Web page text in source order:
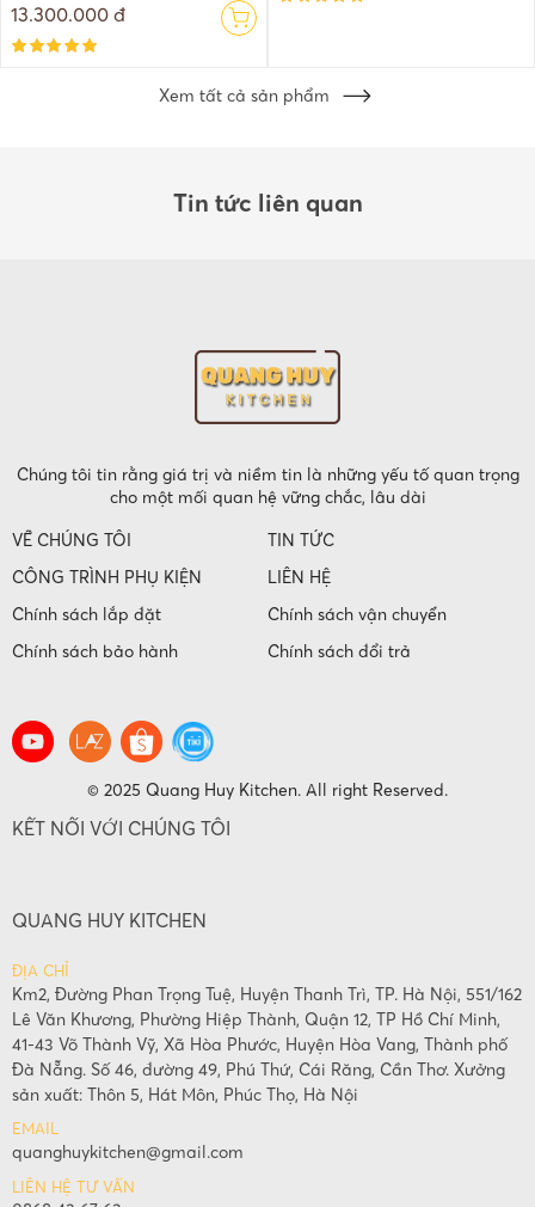
13.300.000 đ
Xem tất cả sản phẩm
Tin tức liên quan
Chúng tôi tin rằng giá trị và niềm tin là những yếu tố quan trọng
cho một mối quan hệ vững chắc, lâu dài
VỀ CHÚNG TÔI
TIN TỨC
CÔNG TRÌNH PHỤ KIỆN
LIÊN HỆ
Chính sách lắp đặt
Chính sách vận chuyển
Chính sách bảo hành
Chính sách đổi trả
© 2025 Quang Huy Kitchen. All right Reserved.
KẾT NỐI VỚI CHÚNG TÔI
QUANG HUY KITCHEN
ĐỊA CHỈ
Km2, Đường Phan Trọng Tuệ, Huyện Thanh Trì, TP. Hà Nội, 551/162
Lê Văn Khương, Phường Hiệp Thành, Quận 12, TP Hồ Chí Minh,
41-43 Võ Thành Vỹ, Xã Hòa Phước, Huyện Hòa Vang, Thành phố
Đà Nẵng. Số 46, đường 49, Phú Thứ, Cái Răng, Cần Thơ. Xưởng
sản xuất: Thôn 5, Hát Môn, Phúc Thọ, Hà Nội
EMAIL
quanghuykitchen@gmail.com
LIÊN HỆ TƯ VẤN